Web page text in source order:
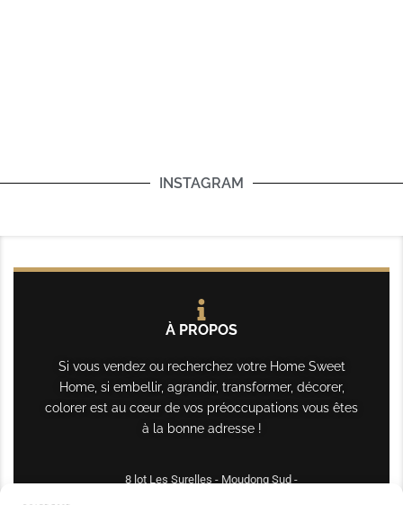
INSTAGRAM
À PROPOS
Si vous vendez ou recherchez votre Home Sweet
Home, si embellir, agrandir, transformer, décorer,
colorer est au cœur de vos préoccupations vous êtes
à la bonne adresse !
8 lot Les Surelles - Moudong Sud -